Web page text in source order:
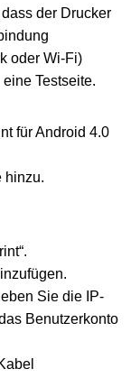
der Drucker
oder Wi-Fi)
Testseite.
für Android 4.0
hinzu.
Sie die IP-
Benutzerkonto